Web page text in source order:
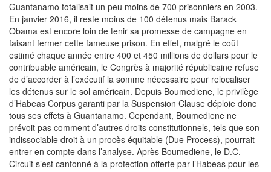
Guantanamo totalisait un peu moins de 700 prisonniers en 2003.
En janvier 2016, il reste moins de 100 détenus mais Barack
Obama est encore loin de tenir sa promesse de campagne en
faisant fermer cette fameuse prison. En effet, malgré le coût
estimé chaque année entre 400 et 450 millions de dollars pour le
contribuable américain, le Congrès à majorité républicaine refuse
de d’accorder à l’exécutif la somme nécessaire pour relocaliser
les détenus sur le sol américain. Depuis Boumediene, le privilège
d’Habeas Corpus garanti par la Suspension Clause déploie donc
tous ses effets à Guantanamo. Cependant, Boumediene ne
prévoit pas comment d’autres droits constitutionnels, tels que son
indissociable droit à un procès équitable (Due Process), pourrait
entrer en compte dans l’analyse. Après Boumediene, le D.C.
Circuit s’est cantonné à la protection offerte par l’Habeas pour les